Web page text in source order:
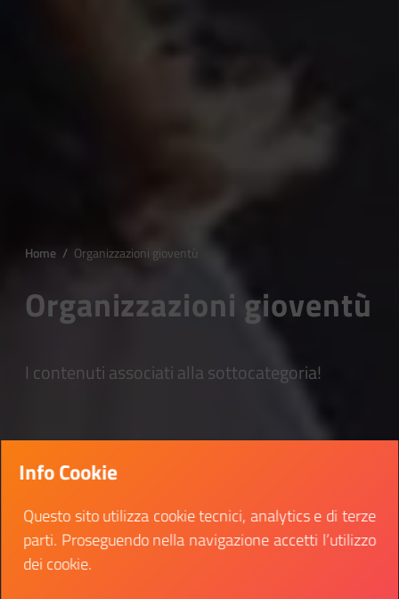
Home / Organizzazioni gioventù
Organizzazioni gioventù
I contenuti associati alla sottocategoria!
Info Cookie
Questo sito utilizza cookie tecnici, analytics e di terze
parti. Proseguendo nella navigazione accetti l’utilizzo
dei cookie.